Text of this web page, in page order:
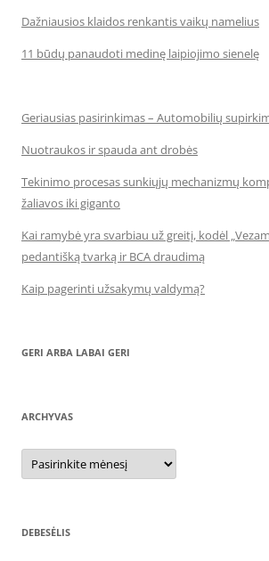
Dažniausios klaidos renkantis vaikų namelius
11 būdų panaudoti medinę laipiojimo sienelę
Geriausias pasirinkimas – Automobilių
Nuotraukos ir spauda ant drobės
Tekinimo procesas sunkiųjų mechanizmų
žaliavos iki giganto
Kai ramybė yra svarbiau už greitį, kodėl
pedantišką tvarką ir BCA draudimą
Kaip pagerinti užsakymų valdymą?
GERI ARBA LABAI GERI
ARCHYVAS
Archyvas
DEBESĖLIS